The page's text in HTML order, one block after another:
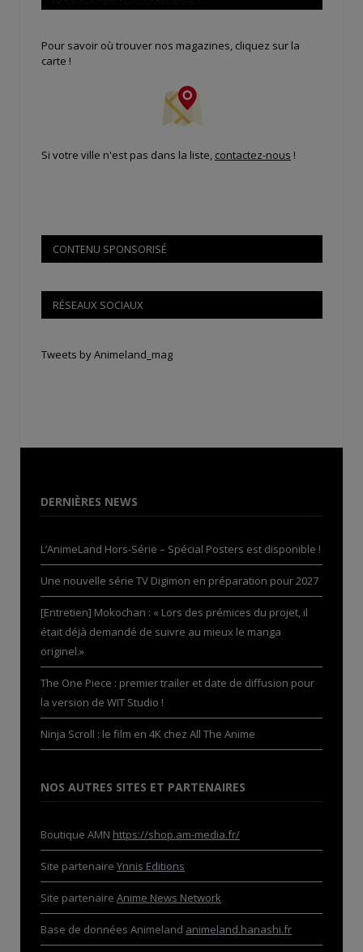
Pour savoir où trouver nos magazines, cliquez sur la
carte !
Si votre ville n'est pas dans la liste, contactez-nous !
CONTENU SPONSORISÉ
RÉSEAUX SOCIAUX
Tweets by Animeland_mag
DERNIÈRES NEWS
L’AnimeLand Hors-Série – Spécial Posters est disponible !
Une nouvelle série TV Digimon en préparation pour 2027
[Entretien] Mokochan : « Lors des prémices du projet, il
était déjà demandé de suivre au mieux le manga
originel.»
The One Piece : premier trailer et date de diffusion pour
la version de WIT Studio !
Ninja Scroll : le film en 4K chez All The Anime
NOS AUTRES SITES ET PARTENAIRES
Boutique AMN https://shop.am-media.fr/
Site partenaire Ynnis Editions
Site partenaire Anime News Network
Base de données Animeland animeland.hanashi.fr